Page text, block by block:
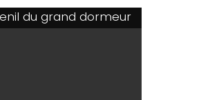
du grand dormeur